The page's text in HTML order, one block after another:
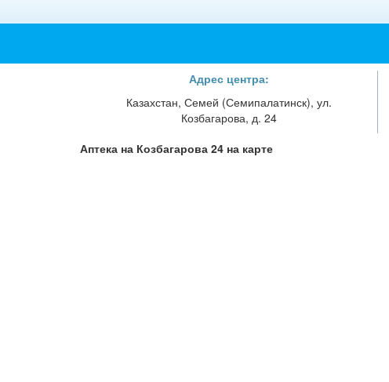
Адрес центра:
Казахстан, Семей (Семипалатинск), ул.
Козбагарова, д. 24
Аптека на Козбагарова 24 на карте